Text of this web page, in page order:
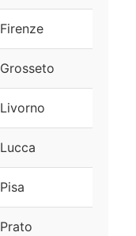
Firenze
Grosseto
Livorno
Lucca
Pisa
Prato